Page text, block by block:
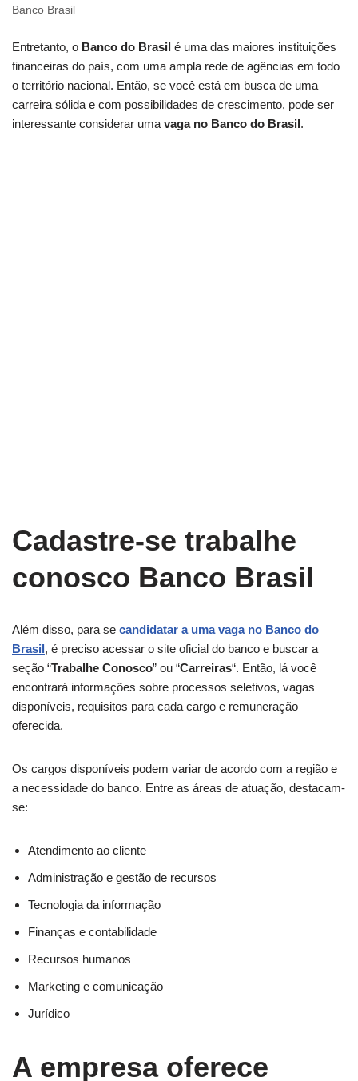
Banco Brasil
Entretanto, o Banco do Brasil é uma das maiores instituições
financeiras do país, com uma ampla rede de agências em todo
o território nacional. Então, se você está em busca de uma
carreira sólida e com possibilidades de crescimento, pode ser
interessante considerar uma vaga no Banco do Brasil.
Cadastre-se trabalhe
conosco Banco Brasil
Além disso, para se candidatar a uma vaga no Banco do
Brasil, é preciso acessar o site oficial do banco e buscar a
seção “Trabalhe Conosco” ou “Carreiras“. Então, lá você
encontrará informações sobre processos seletivos, vagas
disponíveis, requisitos para cada cargo e remuneração
oferecida.
Os cargos disponíveis podem variar de acordo com a região e
a necessidade do banco. Entre as áreas de atuação, destacam-
se:
Atendimento ao cliente
Administração e gestão de recursos
Tecnologia da informação
Finanças e contabilidade
Recursos humanos
Marketing e comunicação
Jurídico
A empresa oferece